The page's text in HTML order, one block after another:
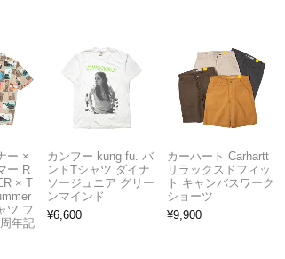
ー ×
ー R
× T
ツ フ
年記
カンフー kung fu. バ
ンドTシャツ ダイナ
ソージュニア グリー
ンマインド
¥6,600
カーハート Carhartt
リラックスドフィッ
ト キャンバスワーク
ショーツ
¥9,900